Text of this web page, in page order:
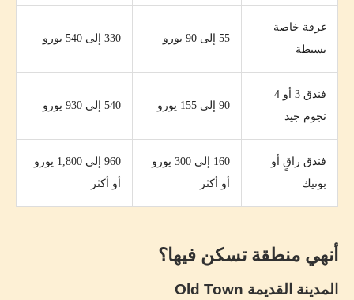
غرفة خاصة
بسيطة
55 إلى 90 يورو 330 إلى 540 يورو
فندق 3 أو 4
نجوم جيد
90 إلى 155 يورو 540 إلى 930 يورو
فندق راقٍ أو
بوتيك
160 إلى 300 يورو
أو أكثر
960 إلى 1,800 يورو
أو أكثر
أنهي منطقة تسكن فيها؟
المدينة القديمة Old Town